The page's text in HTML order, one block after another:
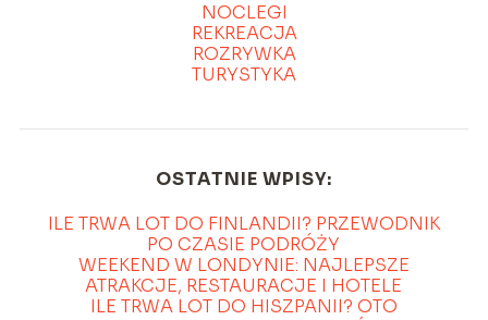
NOCLEGI
REKREACJA
ROZRYWKA
TURYSTYKA
OSTATNIE WPISY:
ILE TRWA LOT DO FINLANDII? PRZEWODNIK
PO CZASIE PODRÓŻY
WEEKEND W LONDYNIE: NAJLEPSZE
ATRAKCJE, RESTAURACJE I HOTELE
ILE TRWA LOT DO HISZPANII? OTO